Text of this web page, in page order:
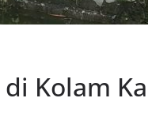
Kolam